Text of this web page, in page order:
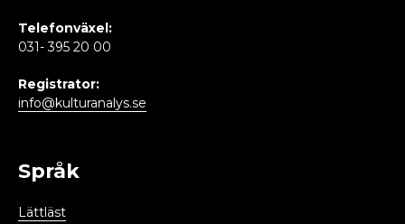
Telefonväxel:
031- 395 20 00
Registrator:
info@kulturanalys.se
Språk
Lättläst